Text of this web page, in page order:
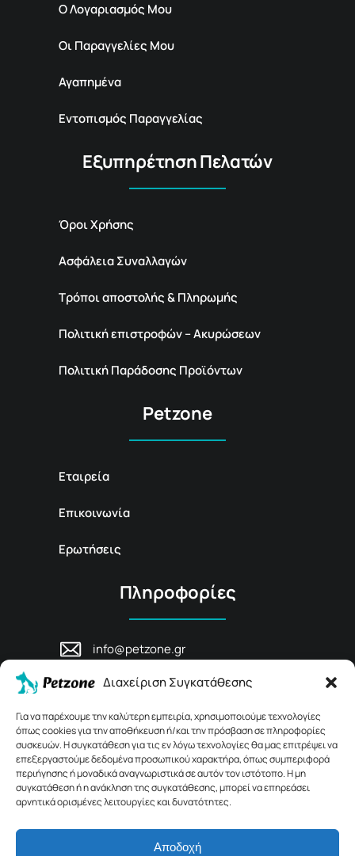
Διαχείριση Συγκατάθεσης
Για να παρέχουμε την καλύτερη εμπειρία, χρησιμοποιούμε τεχνολογίες
όπως cookies για την αποθήκευση ή/και την πρόσβαση σε πληροφορίες
συσκευών. Η συγκατάθεση για τις εν λόγω τεχνολογίες θα μας επιτρέψει να
επεξεργαστούμε δεδομένα προσωπικού χαρακτήρα, όπως συμπεριφορά
περιήγησης ή μοναδικά αναγνωριστικά σε αυτόν τον ιστότοπο. Η μη
συγκατάθεση ή η ανάκληση της συγκατάθεσης, μπορεί να επηρεάσει
αρνητικά ορισμένες λειτουργίες και δυνατότητες.
Αποδοχή
Ο Λογαριασμός Μου
Οι Παραγγελίες Μου
Αγαπημένα
Εντοπισμός Παραγγελίας
Εξυπηρέτηση Πελατών
Όροι Χρήσης
Ασφάλεια Συναλλαγών
Τρόποι αποστολής & Πληρωμής
Πολιτική επιστροφών – Ακυρώσεων
Πολιτική Παράδοσης Προϊόντων
Petzone
Εταιρεία
Επικοινωνία
Ερωτήσεις
Πληροφορίες
info@petzone.gr
Ρέθυμνο, Κρήτη